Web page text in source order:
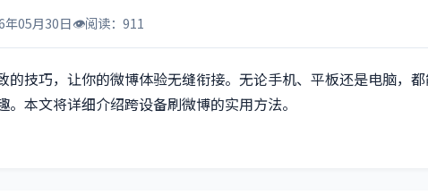
年05月30日👁️阅读：911
的技巧，让你的微博体验无缝衔接。无论手机、平板还是电脑，
本文将详细介绍跨设备刷微博的实用方法。